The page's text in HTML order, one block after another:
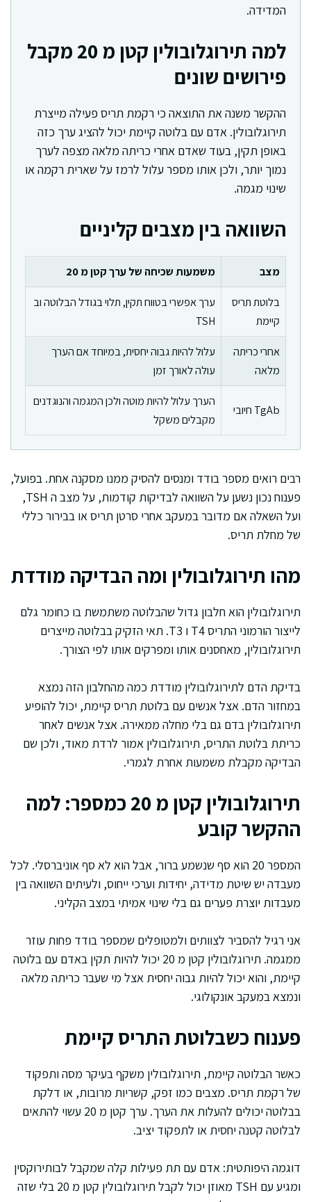
המדידה.
למה תירוגלובולין קטן מ 20 מקבל
פירושים שונים
ההקשר משנה את התוצאה כי רקמת תריס פעילה מייצרת
תירוגלובולין. אדם עם בלוטה קיימת יכול להציג ערך כזה
באופן תקין, בעוד שאדם אחרי כריתה מלאה מצפה לערך
נמוך יותר, ולכן אותו מספר עלול לרמז על שארית רקמה או
שינוי מגמה.
השוואה בין מצבים קליניים
מצב
משמעות שכיחה של ערך קטן מ 20
בלוטת תריס
קיימת
ערך אפשרי בטווח תקין, תלוי בגודל הבלוטה וב
TSH
אחרי כריתה
מלאה
עלול להיות גבוה יחסית, במיוחד אם הערך
עולה לאורך זמן
TgAb חיובי
הערך עלול להיות מוטה ולכן המגמה והנוגדנים
מקבלים משקל
רבים רואים מספר בודד ומנסים להסיק ממנו מסקנה אחת. בפועל,
פענוח נכון נשען על השוואה לבדיקות קודמות, על מצב ה TSH,
ועל השאלה אם מדובר במעקב אחרי סרטן תריס או בבירור כללי
של מחלת תריס.
מהו תירוגלובולין ומה הבדיקה מודדת
תירוגלובולין הוא חלבון גדול שהבלוטה משתמשת בו כחומר גלם
לייצור הורמוני התריס T4 ו T3. תאי הזקיק בבלוטה מייצרים
תירוגלובולין, מאחסנים אותו ומפרקים אותו לפי הצורך.
בדיקת הדם לתירוגלובולין מודדת כמה מהחלבון הזה נמצא
במחזור הדם. אצל אנשים עם בלוטת תריס קיימת, יכול להופיע
תירוגלובולין בדם גם בלי מחלה ממאירה. אצל אנשים לאחר
כריתת בלוטת התריס, תירוגלובולין אמור לרדת מאוד, ולכן שם
הבדיקה מקבלת משמעות אחרת לגמרי.
תירוגלובולין קטן מ 20 כמספר: למה
ההקשר קובע
המספר 20 הוא סף שנשמע ברור, אבל הוא לא סף אוניברסלי. לכל
מעבדה יש שיטת מדידה, יחידות וערכי ייחוס, ולעיתים השוואה בין
מעבדות יוצרת פערים גם בלי שינוי אמיתי במצב הקליני.
אני רגיל להסביר לצוותים ולמטופלים שמספר בודד פחות עוזר
ממגמה. תירוגלובולין קטן מ 20 יכול להיות תקין באדם עם בלוטה
קיימת, והוא יכול להיות גבוה יחסית אצל מי שעבר כריתה מלאה
ונמצא במעקב אונקולוגי.
פענוח כשבלוטת התריס קיימת
כאשר הבלוטה קיימת, תירוגלובולין משקף בעיקר מסה ותפקוד
של רקמת תריס. מצבים כמו זפק, קשריות מרובות, או דלקת
בבלוטה יכולים להעלות את הערך. ערך קטן מ 20 עשוי להתאים
לבלוטה קטנה יחסית או לתפקוד יציב.
דוגמה היפותטית: אדם עם תת פעילות קלה שמקבל לבותירוקסין
ומגיע עם TSH מאוזן יכול לקבל תירוגלובולין קטן מ 20 בלי שזה